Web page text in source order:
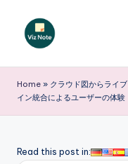
iz
N
t
Home » クラウド図からライ
イン統合によるユーザーの体験
Read this post in: